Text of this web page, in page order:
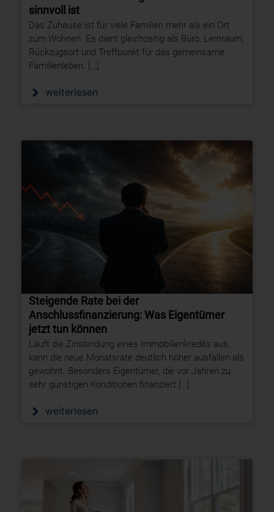
sinnvoll ist
Das Zuhause ist für viele Familien mehr als ein Ort
zum Wohnen. Es dient gleichzeitig als Büro, Lernraum,
Rückzugsort und Treffpunkt für das gemeinsame
Familienleben. […]
weiterlesen
Steigende Rate bei der
Anschlussfinanzierung: Was Eigentümer
jetzt tun können
Läuft die Zinsbindung eines Immobilienkredits aus,
kann die neue Monatsrate deutlich höher ausfallen als
gewohnt. Besonders Eigentümer, die vor Jahren zu
sehr günstigen Konditionen finanziert […]
weiterlesen